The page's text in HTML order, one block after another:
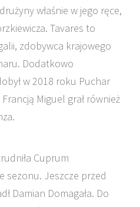
właśnie w jego ręce,
Tavares to
zdobywca krajowego
Dodatkowo
w 2018 roku Puchar
Miguel grał również
Cuprum
sezonu. Jeszcze przed
Damian Domagała. Do